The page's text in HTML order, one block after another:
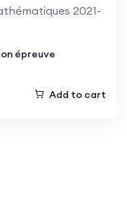
2021-
épreuve
Add to cart